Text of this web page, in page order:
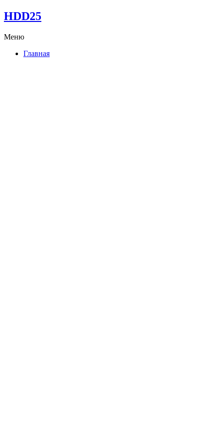
HDD25
Меню
Главная